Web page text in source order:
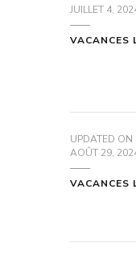
JUILLET 4,
VACANCES
UPDATED ON
AOÛT 29,
VACANCES